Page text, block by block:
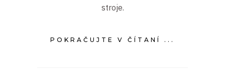
stroje.
POKRAČUJTE V ČÍTANÍ ...